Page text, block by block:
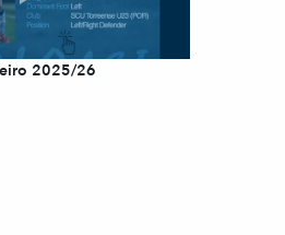
2025/26